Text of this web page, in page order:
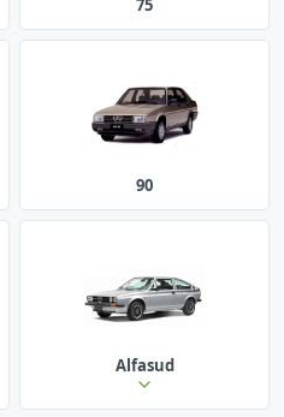
75
90
Alfasud